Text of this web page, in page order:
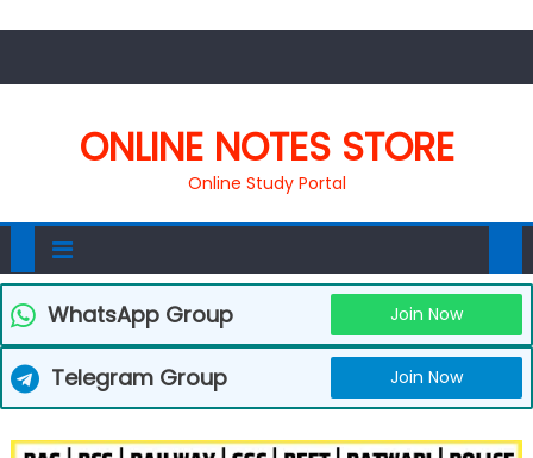
ONLINE NOTES STORE
Online Study Portal
WhatsApp Group Join Now
Telegram Group Join Now